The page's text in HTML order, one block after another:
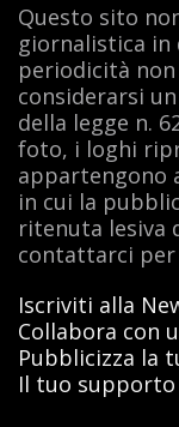
Questo sito
giornalistica in
periodicità
considerarsi
della legge n.
foto, i loghi
appartengono
in cui la
ritenuta lesiva
contattarci
Iscriviti alla
Collabora con
Pubblicizza la
Il tuo supporto